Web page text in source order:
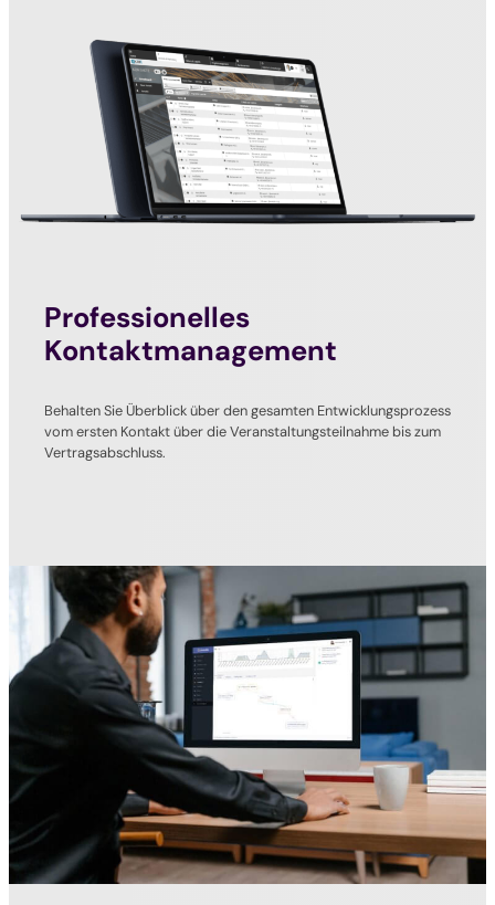
Professionelles
Kontaktmanagement
Behalten Sie Überblick über den gesamten Entwicklungsprozess
vom ersten Kontakt über die Veranstaltungsteilnahme bis zum
Vertragsabschluss.